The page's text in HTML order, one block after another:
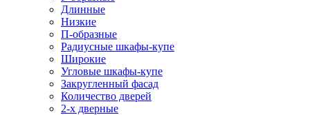
Длинные
Низкие
П-образные
Радиусные шкафы-купе
Широкие
Угловые шкафы-купе
Закругленный фасад
Количество дверей
2-х дверные